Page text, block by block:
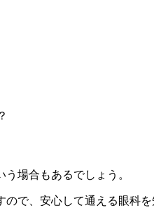
場合もあるでしょう。
で、安心して通える眼科